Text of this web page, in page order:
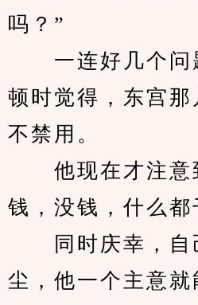
吗？”
一连好几个问
顿时觉得，东宫那
不禁用。
他现在才注意
钱，没钱，什么都
同时庆幸，自
尘，他一个主意就